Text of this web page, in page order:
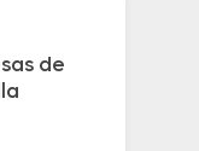
de